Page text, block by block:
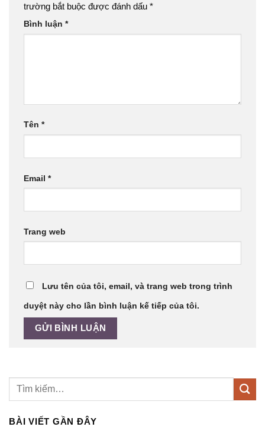
trường bắt buộc được đánh dấu *
Bình luận *
Tên *
Email *
Trang web
Lưu tên của tôi, email, và trang web trong trình
duyệt này cho lần bình luận kế tiếp của tôi.
BÀI VIẾT GẦN ĐÂY